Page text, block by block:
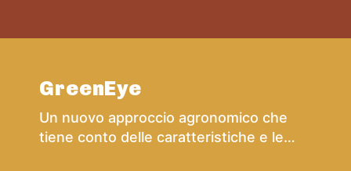
GreenEye
Un nuovo approccio agronomico che
tiene conto delle caratteristiche e le